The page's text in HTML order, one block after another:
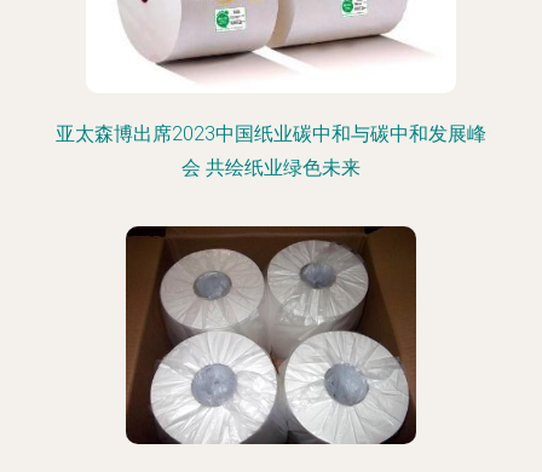
亚太森博出席2023中国纸业碳中和与碳中和发展峰
会 共绘纸业绿色未来